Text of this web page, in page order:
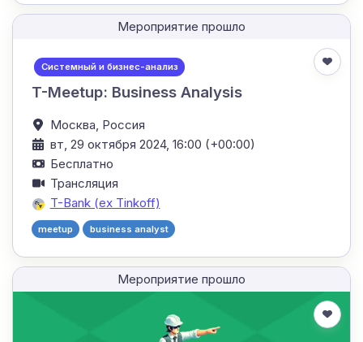
Мероприятие прошло
Системный и бизнес-анализ
T-Meetup: Business Analysis
Москва, Россия
вт, 29 октября 2024, 16:00 (+00:00)
Бесплатно
Трансляция
T-Bank (ex Tinkoff)
meetup business analyst
Мероприятие прошло